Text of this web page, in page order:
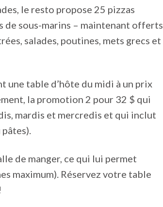
le resto propose 25 pizzas
de sous-marins – maintenant offerts
salades, poutines, mets grecs et
une table d’hôte du midi à un prix
la promotion 2 pour 32 $ qui
mardis et mercredis et qui inclut
de manger, ce qui lui permet
maximum). Réservez votre table